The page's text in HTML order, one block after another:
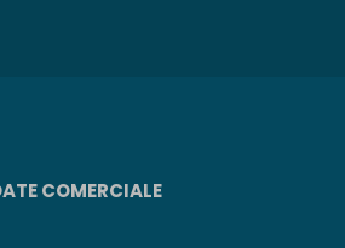
COMERCIALE